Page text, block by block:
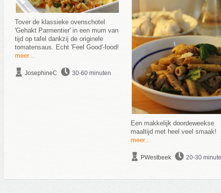
Tover de klassieke ovenschotel
'Gehakt Parmentier' in een mum van
tijd op tafel dankzij de originele
tomatensaus. Echt 'Feel Good'-food!
meer...
JosephineC 30-60 minuten
Een makkelijk doordeweekse
maaltijd met heel veel smaak!
meer...
PWestbeek 20-30